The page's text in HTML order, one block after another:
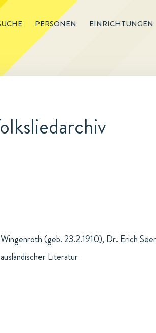
PERSONEN EINRICHTUNGEN
(geb. 23.2.1910), Dr. Erich
Literatur